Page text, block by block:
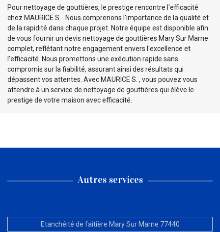
Pour nettoyage de gouttières, le prestige rencontre l'efficacité
chez MAURICE S. . Nous comprenons l'importance de la qualité et
de la rapidité dans chaque projet. Notre équipe est disponible afin
de vous fournir un devis nettoyage de gouttières Mary Sur Marne
complet, reflétant notre engagement envers l'excellence et
l'efficacité. Nous promettons une exécution rapide sans
compromis sur la fiabilité, assurant ainsi des résultats qui
dépassent vos attentes. Avec MAURICE S. , vous pouvez vous
attendre à un service de nettoyage de gouttières qui élève le
prestige de votre maison avec efficacité.
Autres services
Etanchéité de faitière Mary Sur Marne 77440